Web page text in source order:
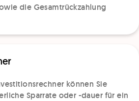
die Gesamtrückzahlung
können Sie
Sparrate oder -dauer für ein